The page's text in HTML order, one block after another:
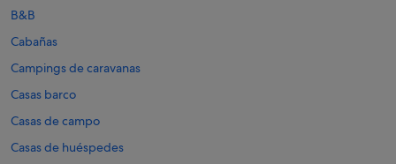
B&B
Cabañas
Campings de caravanas
Casas barco
Casas de campo
Casas de huéspedes